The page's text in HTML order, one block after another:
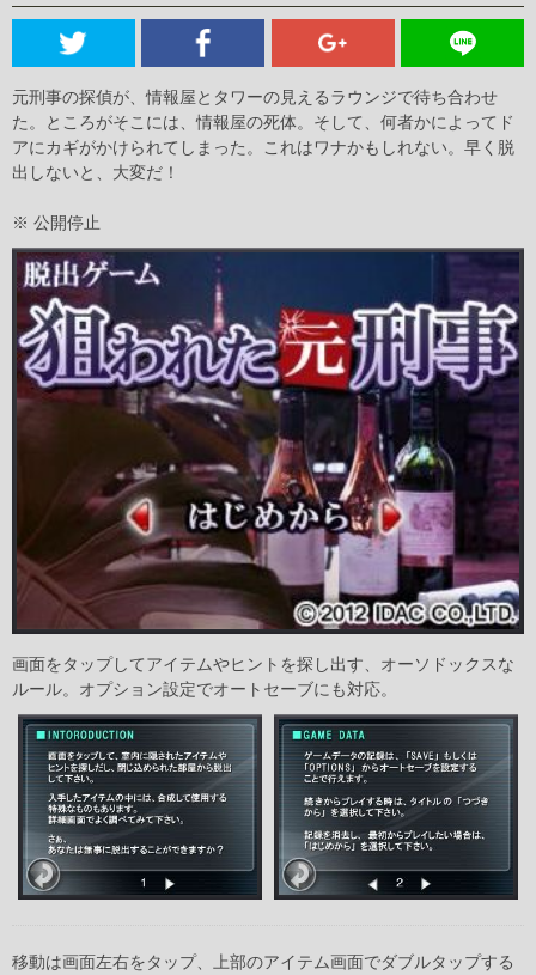
元刑事の探偵が、情報屋とタワーの見えるラウンジで待ち合わせ
た。ところがそこには、情報屋の死体。そして、何者かによってド
アにカギがかけられてしまった。これはワナかもしれない。早く脱
出しないと、大変だ！
※ 公開停止
画面をタップしてアイテムやヒントを探し出す、オーソドックスな
ルール。オプション設定でオートセーブにも対応。
移動は画面左右をタップ、上部のアイテム画面でダブルタップする